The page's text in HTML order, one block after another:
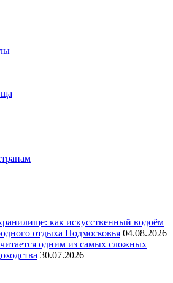
как искусственный водоём
отдыха Подмосковья 04.08.2026
одним из самых сложных
30.07.2026